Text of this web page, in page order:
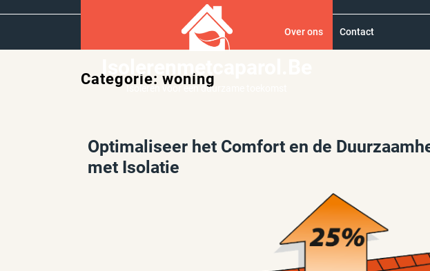
Isolerenmetcaparol.be
Isoleren voor een duurzame toekomst
Over ons Contact
Categorie: woning
Optimaliseer het Comfort en de
met Isolatie